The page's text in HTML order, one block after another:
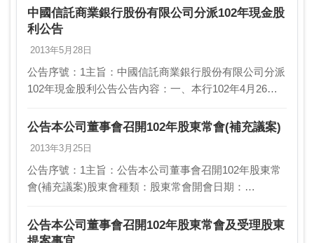
期起日：103/03/22停止過戶日期…
中國信託商業銀行股份有限公司分派102年現金股
利公告
2013年5月28日
公告序號：1主旨：中國信託商業銀行股份有限公司分派
102年現金股利公告公告內容：一、本行102年4月26日
新台幣(以下同)1.4999元，合計11…
公告本公司董事會召開102年股東常會(補充議案)
2013年3月25日
公告序號：1主旨：公告本公司董事會召開102年股東常
會(補充議案)股東會種類：股東常會開會日期：
日：102/05/23公告內容：一…
公告本公司董事會召開102年股東常會及受理股東